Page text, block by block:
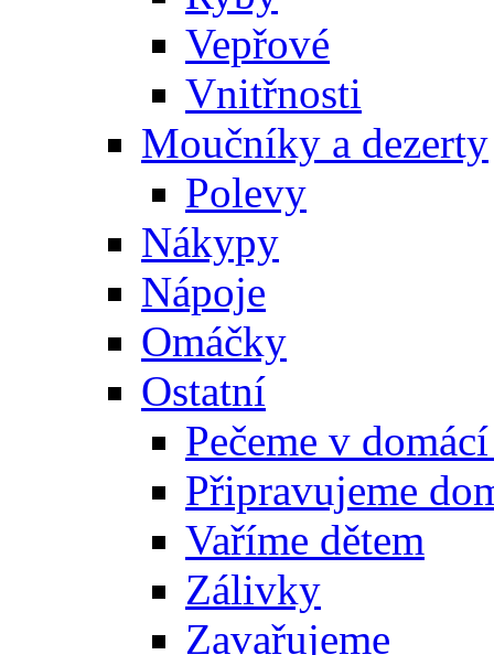
Vepřové
Vnitřnosti
Moučníky a dezerty
Polevy
Nákypy
Nápoje
Omáčky
Ostatní
Pečeme v
Připravujeme
Vaříme dětem
Zálivky
Zavařujeme